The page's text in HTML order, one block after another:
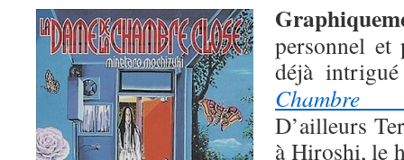
personnel et
déjà
Chambre
D’ailleurs
à Hiroshi, le